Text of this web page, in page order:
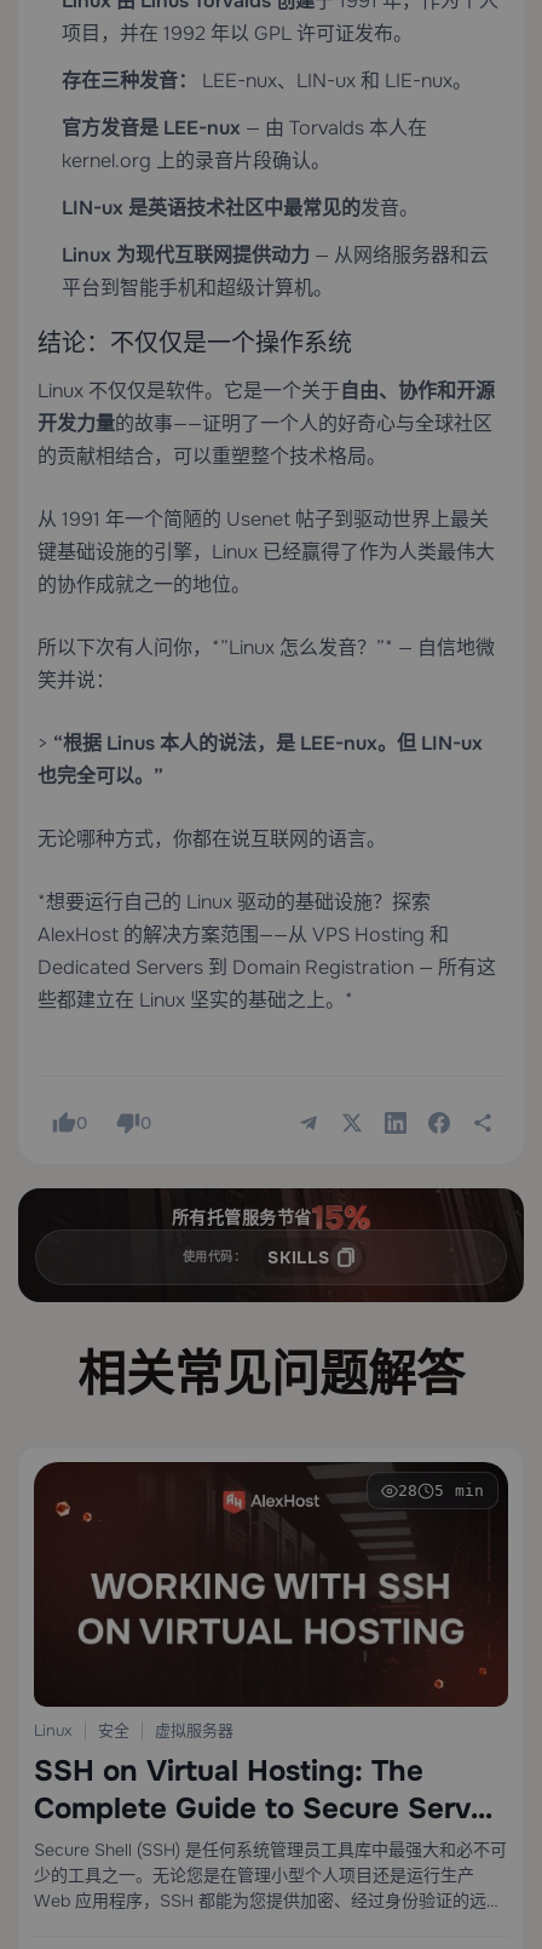
项目，并在 1992 年以 GPL 许可证发布。
存在三种发音：
LEE-nux、LIN-ux 和 LIE-nux。
官方发音是 LEE-nux — 由 Torvalds 本人在
kernel.org 上的录音片段确认。
LIN-ux 是英语技术社区中最常见的发音。
Linux 为现代互联网提供动力 — 从网络服务器和云
平台到智能手机和超级计算机。
结论：不仅仅是一个操作系统
Linux 不仅仅是软件。它是一个关于自由、协作和开源
开发力量的故事——证明了一个人的好奇心与全球社区
的贡献相结合，可以重塑整个技术格局。
从 1991 年一个简陋的 Usenet 帖子到驱动世界上最关
键基础设施的引擎，Linux 已经赢得了作为人类最伟大
的协作成就之一的地位。
所以下次有人问你，*”Linux 怎么发音？”* — 自信地微
笑并说：
> “根据 Linus 本人的说法，是 LEE-nux。但 LIN-ux
也完全可以。”
无论哪种方式，你都在说互联网的语言。
*想要运行自己的 Linux 驱动的基础设施？探索
AlexHost 的解决方案范围——从 VPS Hosting 和
Dedicated Servers 到 Domain Registration — 所有这
些都建立在 Linux 坚实的基础之上。*
0 0
所有托管服务节省
使用代码： SKILLS
相关常见问题解答
28 5 min
Linux 安全 虚拟服务器
SSH on Virtual Hosting: The
Complete Guide to Secure Server
Management
Secure Shell (SSH) 是任何系统管理员工具库中最强大和必不可
少的工具之一。无论您是在管理小型个人项目还是运行生产
Web 应用程序，SSH 都能为您提供加密、经过身份验证的远程